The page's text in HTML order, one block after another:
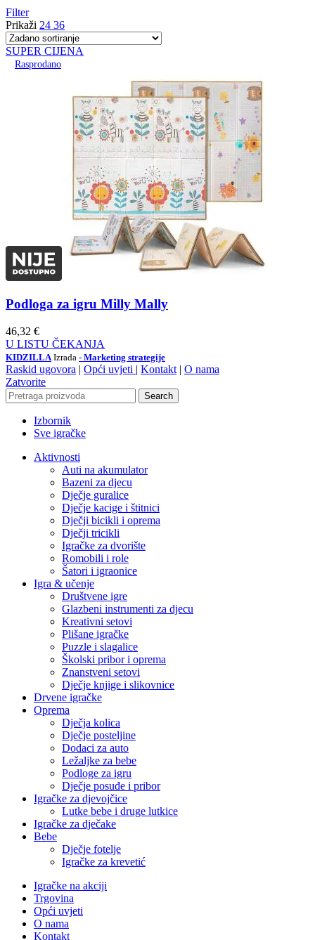
Filter
Prikaži 24 36
SUPER CIJENA
Rasprodano
Podloga za igru Milly Mally
46,32 €
U LISTU ČEKANJA
KIDZILLA Izrada - Marketing strategije
Raskid ugovora | Opći uvjeti | Kontakt | O nama
Zatvorite
Search
Izbornik
Sve igračke
Aktivnosti
Auti na akumulator
Bazeni za djecu
Dječje guralice
Dječje kacige i štitnici
Dječji bicikli i oprema
Dječji tricikli
Igračke za dvorište
Romobili i role
Šatori i igraonice
Igra & učenje
Društvene igre
Glazbeni instrumenti za djecu
Kreativni setovi
Plišane igračke
Puzzle i slagalice
Školski pribor i oprema
Znanstveni setovi
Dječje knjige i slikovnice
Drvene igračke
Oprema
Dječja kolica
Dječje posteljine
Dodaci za auto
Ležaljke za bebe
Podloge za igru
Dječje posuđe i pribor
Igračke za djevojčice
Lutke bebe i druge lutkice
Igračke za dječake
Bebe
Dječje fotelje
Igračke za krevetić
Igračke na akciji
Trgovina
Opći uvjeti
O nama
Kontakt